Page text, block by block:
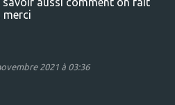
merci
2021 à 03:36